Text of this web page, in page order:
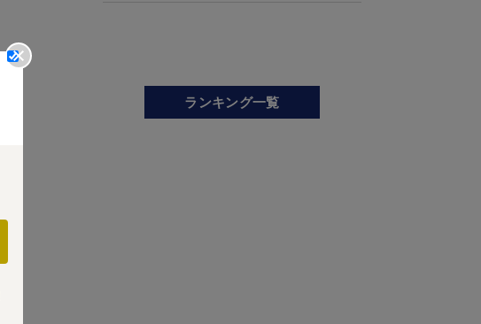
ランキング一覧